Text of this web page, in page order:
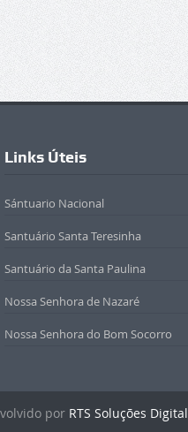
Links Úteis
Sántuario Nacional
Santuário Santa Teresinha
Santuário da Santa Paulina
Nossa Senhora de Nazaré
Nossa Senhora do Bom Socorro
por RTS Soluções Digital